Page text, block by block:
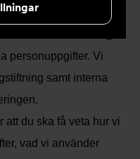
personuppgifter. Vi
samt interna
att du ska få veta hur vi
vad vi använder